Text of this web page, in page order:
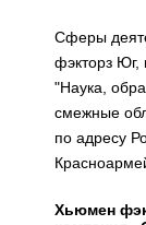
Сферы
фэкторз Юг,
"Наука,
смежные
по адресу
Хьюмен